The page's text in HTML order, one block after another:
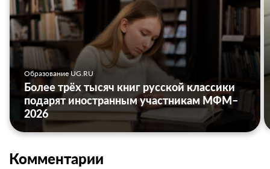
Образование UG.RU
Более трёх тысяч книг русской классики
подарят иностранным участникам МФМ–
2026
Комментарии